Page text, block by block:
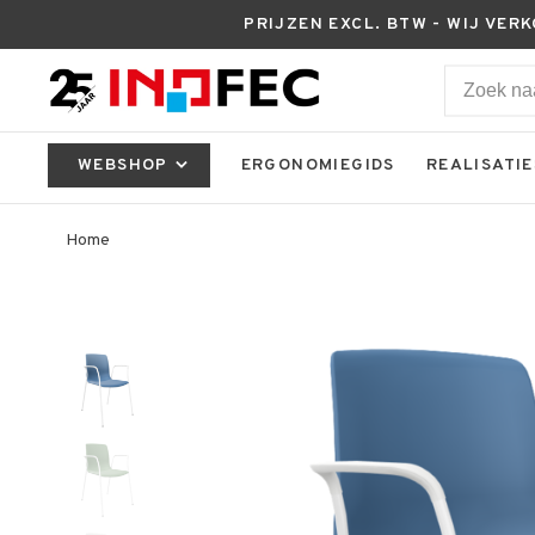
PRIJZEN EXCL. BTW - WIJ
WEBSHOP ERGONOMIEGIDS
Home